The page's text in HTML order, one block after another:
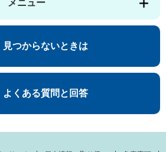
メニュー
見つからないときは
よくある質問と回答